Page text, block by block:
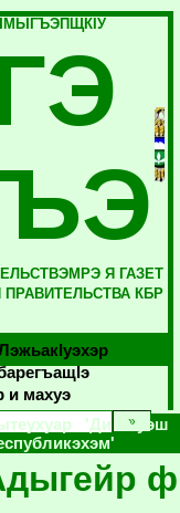
Я ГАЗЕТ
ПРАВИТЕЛЬСТВА КБР
и махуэ
'Ди къуэш